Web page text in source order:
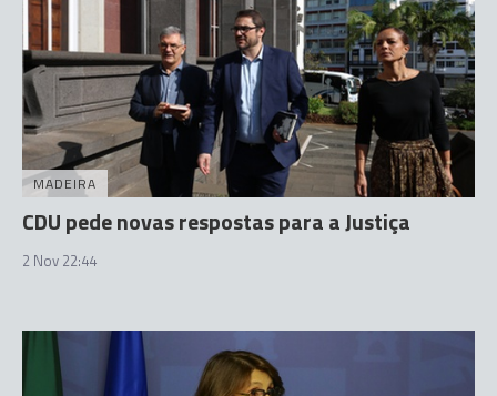
MADEIRA
CDU pede novas respostas para a Justiça
2 Nov 22:44